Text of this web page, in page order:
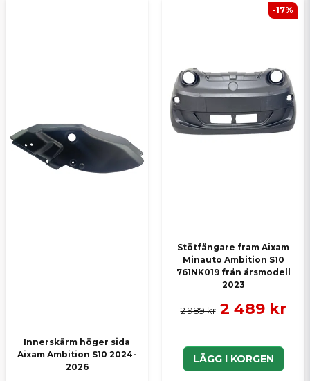
Innerskärm höger sida
Aixam Ambition S10 2024-
2026
Stötfångare fram Aixam
Minauto Ambition S10
761NK019 från årsmodell
2023
2 989 kr 2 489 kr
LÄGG I KORGEN
-17%
Skicka en fråga